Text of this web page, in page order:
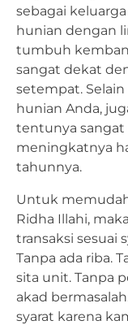
sebagai
hunian dengan
tumbuh
sangat dekat
setempat.
hunian Anda,
tentunya
meningkatnya
tahunnya.
Untuk
Ridha Illahi,
transaksi sesuai
Tanpa ada riba.
sita unit. Tanpa
akad
syarat karena